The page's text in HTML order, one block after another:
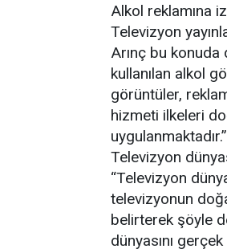
Alkol reklamına
Televizyon
Arınç bu
kullanılan alkol
görüntüler,
hizmeti ilkeleri
uygulanmaktadır.”
Televizyon
“Televizyon
televizyonun
belirterek şöyle
dünyasını